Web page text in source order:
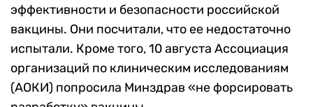
эффективности и безопасности российской
вакцины. Они посчитали, что ее недостаточно
испытали. Кроме того, 10 августа Ассоциация
организаций по клиническим исследованиям
(АОКИ) попросила Минздрав «не форсировать